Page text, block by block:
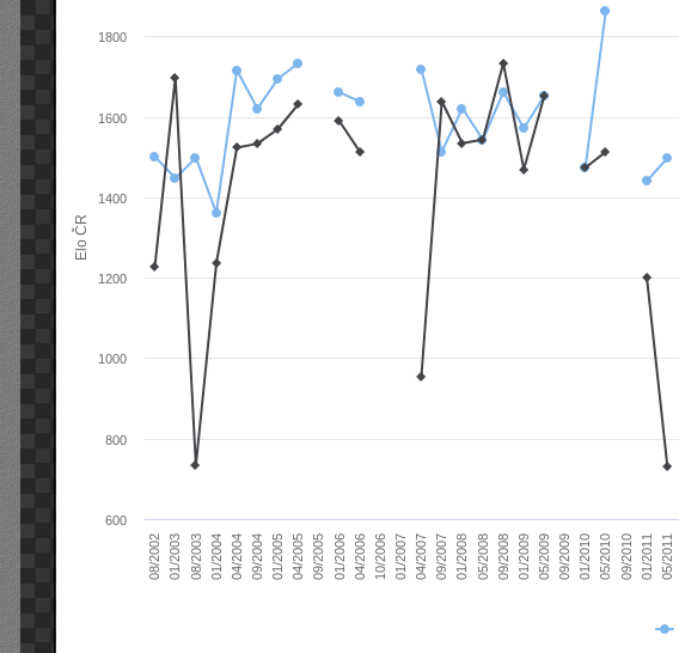
Elo ČR
08/2002 01/2003 08/2003 01/2004 04/2004 09/2004 01/2005 04/2005 09/2005 01/2006 04/2006 10/2006 01/2007 04/2007 09/2007 01/2008 05/2008 09/2008 01/2009 05/2009 09/2009 01/2010 05/2010 09/2010 01/2011 05/2011
600
800
1000
1200
1400
1600
1800